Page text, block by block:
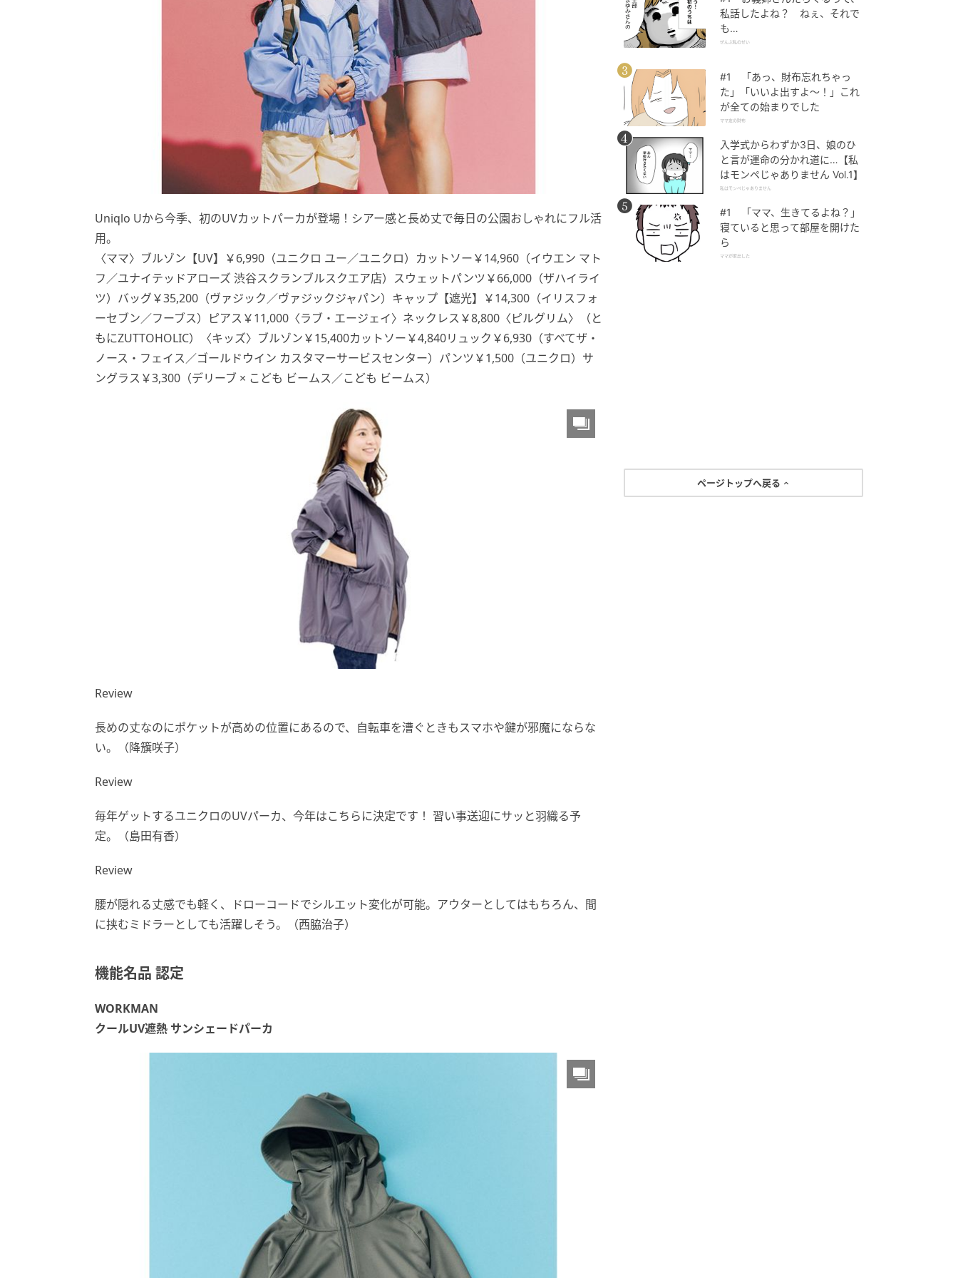
Uniqlo Uから今季、初のUVカットパーカが登場！シアー感と長め丈で毎日の公園おしゃれにフル活
用。
〈ママ〉ブルゾン【UV】￥6,990（ユニクロ ユー／ユニクロ）カットソー￥14,960（イウエン マト
フ／ユナイテッドアローズ 渋谷スクランブルスクエア店）スウェットパンツ￥66,000（ザハイライ
ツ）バッグ￥35,200（ヴァジック／ヴァジックジャパン）キャップ【遮光】￥14,300（イリスフォ
ーセブン／フーブス）ピアス￥11,000〈ラブ・エージェイ〉ネックレス￥8,800〈ピルグリム〉（と
もにZUTTOHOLIC）〈キッズ〉ブルゾン￥15,400カットソー￥4,840リュック￥6,930（すべてザ・
ノース・フェイス／ゴールドウイン カスタマーサービスセンター）パンツ￥1,500（ユニクロ）サ
ングラス￥3,300（デリーブ × こども ビームス／こども ビームス）
Review
長めの丈なのにポケットが高めの位置にあるので、自転車を漕ぐときもスマホや鍵が邪魔にならな
い。（降籏咲子）
Review
毎年ゲットするユニクロのUVパーカ、今年はこちらに決定です！ 習い事送迎にサッと羽織る予
定。（島田有香）
Review
腰が隠れる丈感でも軽く、ドローコードでシルエット変化が可能。アウターとしてはもちろん、間
に挟むミドラーとしても活躍しそう。（西脇治子）
機能名品 認定
WORKMAN
クールUV遮熱 サンシェードパーカ
私話したよね？ ねぇ、それで
も…
ぜんぶ私のせい
#1 「あっ、財布忘れちゃっ
た」「いいよ出すよ〜！」これ
が全ての始まりでした
ママ友の財布
入学式からわずか3日、娘のひ
と言が運命の分かれ道に…【私
はモンペじゃありません Vol.1】
私はモンペじゃありません
#1 「ママ、生きてるよね？」
寝ていると思って部屋を開けた
ら
ママが家出した
ページトップへ戻る